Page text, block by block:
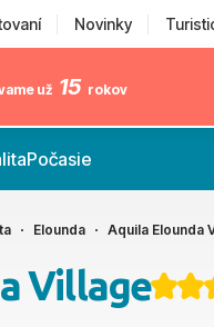
Novinky
už 15 rokov
Počasie
Elounda Aquila Elounda
Village